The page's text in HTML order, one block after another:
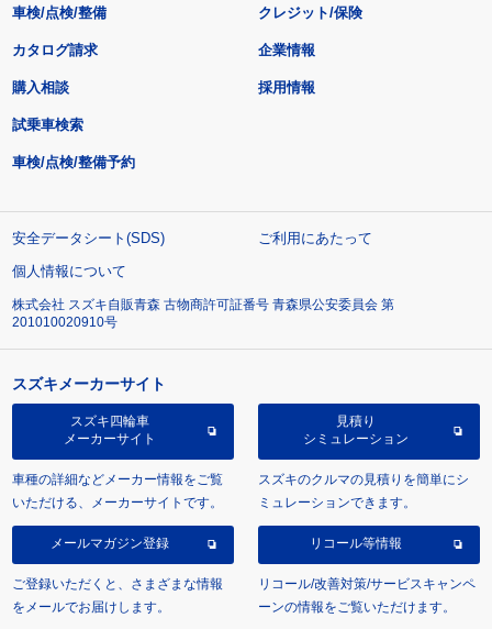
車検/点検/整備 クレジット/保険
カタログ請求
購入相談
試乗車検索
車検/点検/整備予約
企業情報
採用情報
安全データシート(SDS)
ご利用にあたって
個人情報について
株式会社 スズキ自販青森 古物商許可証番号 青森県公安委員会 第
201010020910号
スズキメーカーサイト
スズキ四輪車
メーカーサイト
車種の詳細などメーカー情報をご覧
いただける、メーカーサイトです。
見積り
シミュレーション
スズキのクルマの見積りを簡単にシ
ミュレーションできます。
メールマガジン登録
ご登録いただくと、さまざまな情報
をメールでお届けします。
リコール等情報
リコール/改善対策/サービスキャンペ
ーンの情報をご覧いただけます。